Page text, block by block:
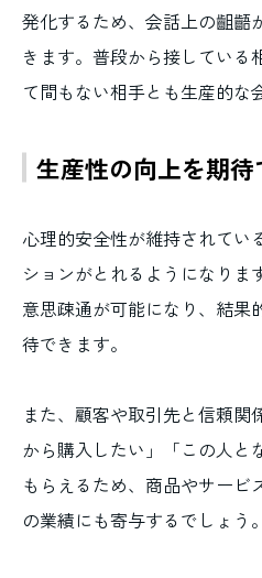
発化するため、会話上の齟齬
きます。普段から接している
て間もない相手とも生産的な
生産性の向上を期待
心理的安全性が維持されてい
ションがとれるようになりま
意思疎通が可能になり、結果
待できます。
また、顧客や取引先と信頼関
から購入したい」「この人と
もらえるため、商品やサービ
の業績にも寄与するでしょう。